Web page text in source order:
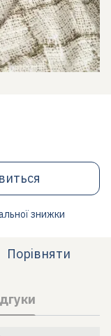
знижки
Порівняти